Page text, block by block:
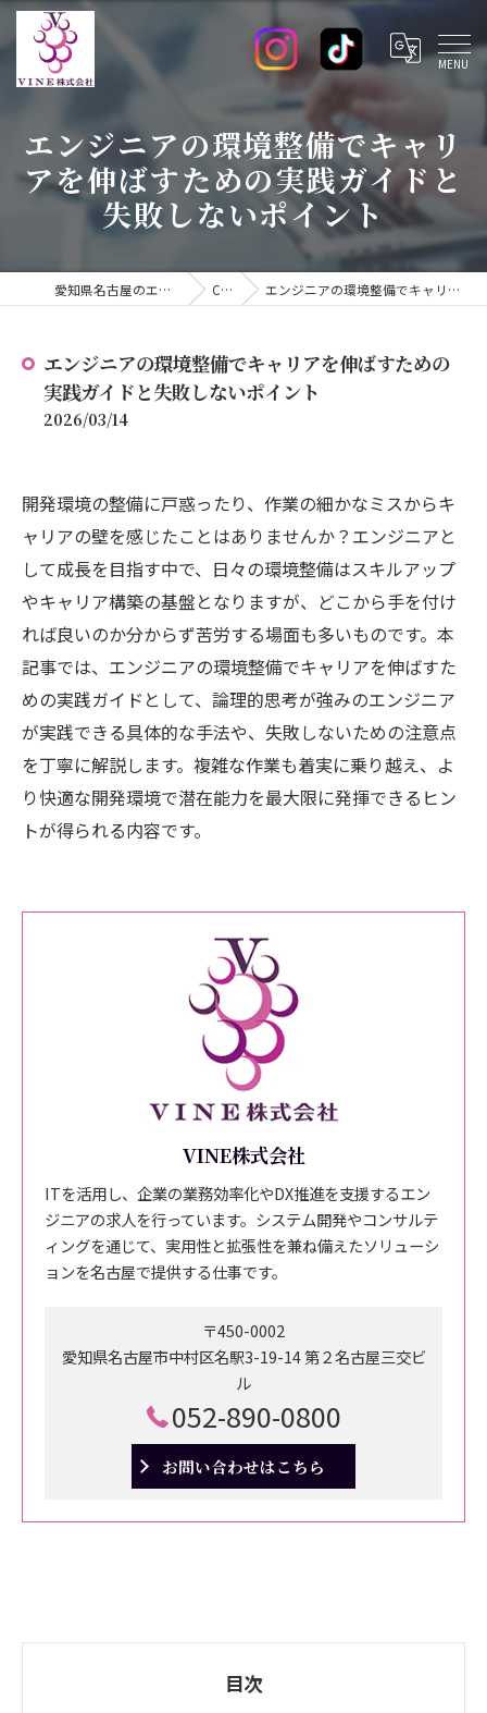
エンジニアの環境整備でキャリ
アを伸ばすための実践ガイドと
失敗しないポイント
愛知県名古屋のエンジニアの求人ならVINE株式会社 COLUMN エンジニアの環境整備でキャリアを伸ばすための実践ガイドと失敗しないポイント
エンジニアの環境整備でキャリアを伸ばすための
実践ガイドと失敗しないポイント
2026/03/14
開発環境の整備に戸惑ったり、作業の細かなミスからキ
ャリアの壁を感じたことはありませんか？エンジニアと
して成長を目指す中で、日々の環境整備はスキルアップ
やキャリア構築の基盤となりますが、どこから手を付け
れば良いのか分からず苦労する場面も多いものです。本
記事では、エンジニアの環境整備でキャリアを伸ばすた
めの実践ガイドとして、論理的思考が強みのエンジニア
が実践できる具体的な手法や、失敗しないための注意点
を丁寧に解説します。複雑な作業も着実に乗り越え、よ
り快適な開発環境で潜在能力を最大限に発揮できるヒン
トが得られる内容です。
VINE株式会社
ITを活用し、企業の業務効率化やDX推進を支援するエン
ジニアの求人を行っています。システム開発やコンサルテ
ィングを通じて、実用性と拡張性を兼ね備えたソリューシ
ョンを名古屋で提供する仕事です。
〒450-0002
愛知県名古屋市中村区名駅3-19-14 第２名古屋三交ビ
ル
052-890-0800
お問い合わせはこちら
目次